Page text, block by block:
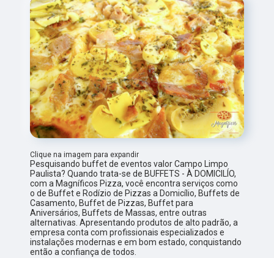
Clique na imagem para expandir
Pesquisando buffet de eventos valor Campo Limpo
Paulista? Quando trata-se de BUFFETS - À DOMICILÍO,
com a Magníficos Pizza, você encontra serviços como
o de Buffet e Rodízio de Pizzas a Domicílio, Buffets de
Casamento, Buffet de Pizzas, Buffet para
Aniversários, Buffets de Massas, entre outras
alternativas. Apresentando produtos de alto padrão, a
empresa conta com profissionais especializados e
instalações modernas e em bom estado, conquistando
então a confiança de todos.